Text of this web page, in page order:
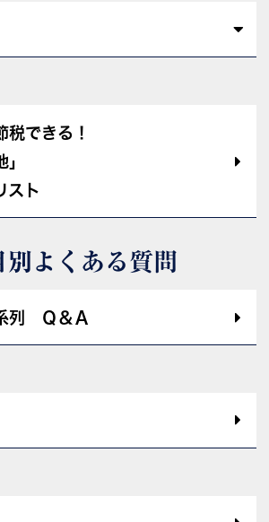
税できる！
スト
別よくある質問
列 Ｑ＆Ａ